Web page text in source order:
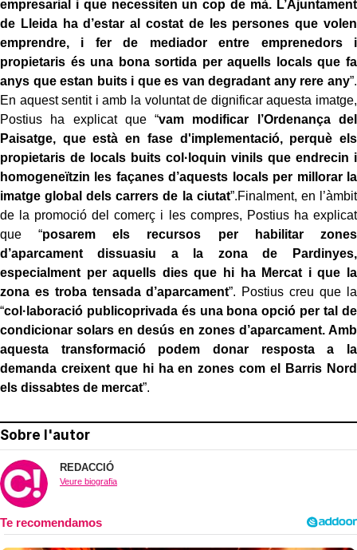
empresarial i que necessiten un cop de mà. L’Ajuntament
de Lleida ha d’estar al costat de les persones que volen
emprendre, i fer de mediador entre emprenedors i
propietaris és una bona sortida per aquells locals que fa
anys que estan buits i que es van degradant any rere any”.
En aquest sentit i amb la voluntat de dignificar aquesta imatge,
Postius ha explicat que “vam modificar l’Ordenança del
Paisatge, que està en fase d'implementació, perquè els
propietaris de locals buits col·loquin vinils que endrecin i
homogeneïtzin les façanes d’aquests locals per millorar la
imatge global dels carrers de la ciutat”.Finalment, en l’àmbit
de la promoció del comerç i les compres, Postius ha explicat
que “posarem els recursos per habilitar zones
d’aparcament dissuasiu a la zona de Pardinyes,
especialment per aquells dies que hi ha Mercat i que la
zona es troba tensada d’aparcament”. Postius creu que la
“col·laboració publicoprivada és una bona opció per tal de
condicionar solars en desús en zones d’aparcament. Amb
aquesta transformació podem donar resposta a la
demanda creixent que hi ha en zones com el Barris Nord
els dissabtes de mercat”.
Sobre l'autor
REDACCIÓ
Veure biografia